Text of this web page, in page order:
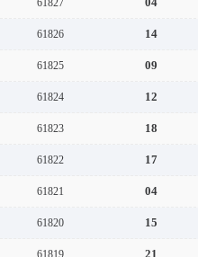
61827
61826 14
61825 09
61824 12
61823 18
61822 17
61821 04
61820 15
61819 21